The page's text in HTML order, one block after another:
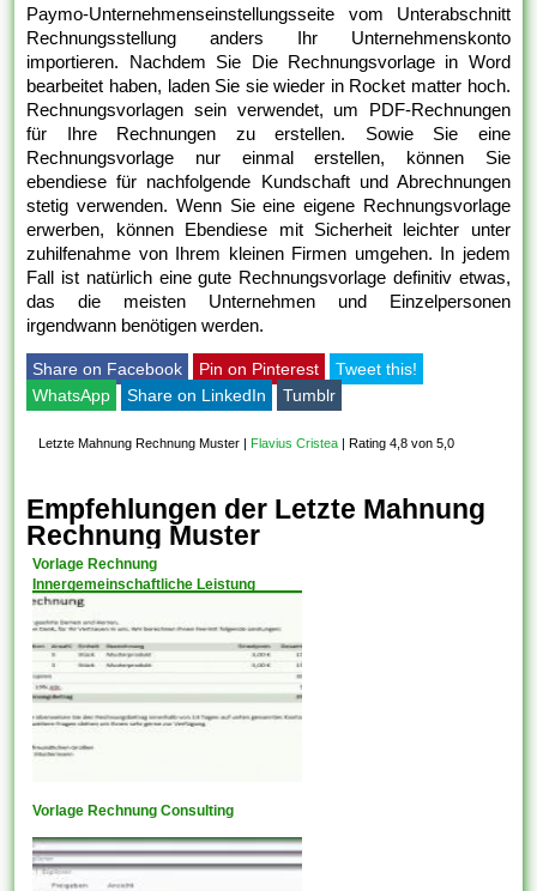
Paymo-Unternehmenseinstellungsseite vom Unterabschnitt
Rechnungsstellung anders Ihr Unternehmenskonto
importieren. Nachdem Sie Die Rechnungsvorlage in Word
bearbeitet haben, laden Sie sie wieder in Rocket matter hoch.
Rechnungsvorlagen sein verwendet, um PDF-Rechnungen
für Ihre Rechnungen zu erstellen. Sowie Sie eine
Rechnungsvorlage nur einmal erstellen, können Sie
ebendiese für nachfolgende Kundschaft und Abrechnungen
stetig verwenden. Wenn Sie eine eigene Rechnungsvorlage
erwerben, können Ebendiese mit Sicherheit leichter unter
zuhilfenahme von Ihrem kleinen Firmen umgehen. In jedem
Fall ist natürlich eine gute Rechnungsvorlage definitiv etwas,
das die meisten Unternehmen und Einzelpersonen
irgendwann benötigen werden.
Share on Facebook Pin on Pinterest
Tweet this!
WhatsApp
Share on LinkedIn Tumblr
Letzte Mahnung Rechnung Muster Flavius Cristea Rating 4,8 von 5,0
Empfehlungen der Letzte Mahnung
Rechnung Muster
Vorlage Rechnung
Innergemeinschaftliche Leistung
Vorlage Rechnung Consulting